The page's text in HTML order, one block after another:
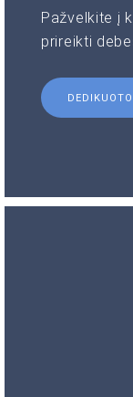
Pažvelkite į
prireikti